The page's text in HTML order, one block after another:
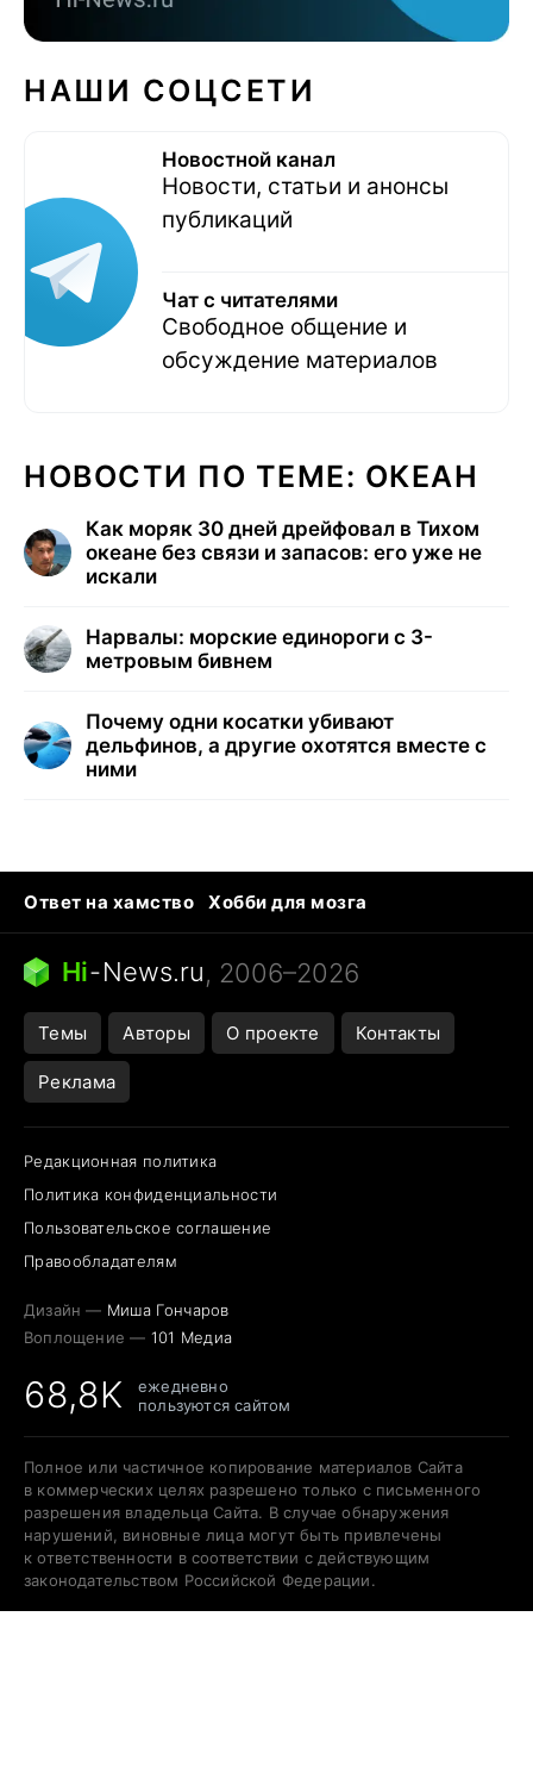
НАШИ СОЦСЕТИ
Новостной канал
Новости, статьи и анонсы
публикаций
Чат с читателями
Свободное общение и
обсуждение материалов
НОВОСТИ ПО ТЕМЕ: ОКЕАН
Как моряк 30 дней дрейфовал в Тихом
океане без связи и запасов: его уже не
искали
Нарвалы: морские единороги с 3-
метровым бивнем
Почему одни косатки убивают
дельфинов, а другие охотятся вместе с
ними
Ответ на хамство
Хобби для мозга
Бензин 100 и 95
Тунцы в океанариуме
Следующая пандемия
Hi-News.ru, 2006–2026
Темы Авторы О проекте Контакты
Реклама
Редакционная политика
Политика конфиденциальности
Пользовательское соглашение
Правообладателям
Дизайн — Миша Гончаров
Воплощение — 101 Медиа
68,8K
ежедневно
пользуются сайтом
Полное или частичное копирование материалов Сайта
в коммерческих целях разрешено только с письменного
разрешения владельца Сайта. В случае обнаружения
нарушений, виновные лица могут быть привлечены
к ответственности в соответствии с действующим
законодательством Российской Федерации.